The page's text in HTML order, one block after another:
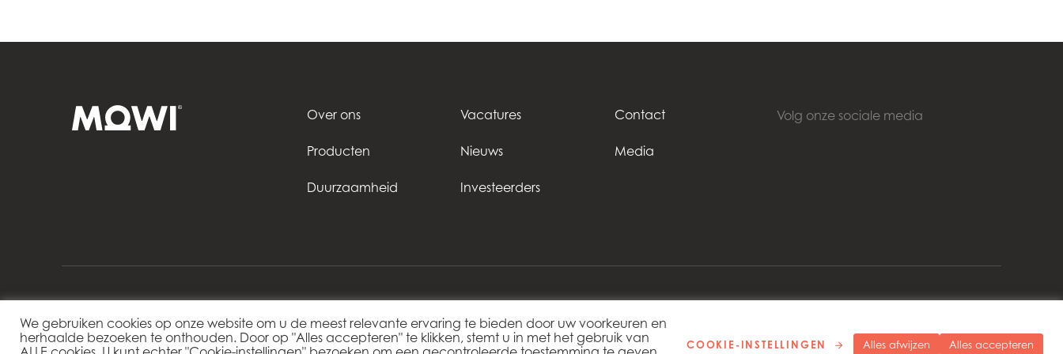
Americas
Over ons
Producten
Duurzaamheid
Vacatures
Nieuws
Investeerders
Contact
Media
Volg onze sociale media
Mowi Netherlands Copyright 2026 © MowiCookie settingsPrivacybeleid
We gebruiken cookies op onze website om u de meest relevante ervaring te bieden door uw voorkeuren en
herhaalde bezoeken te onthouden. Door op "Alles accepteren" te klikken, stemt u in met het gebruik van
COOKIE-INSTELLINGEN Alles afwijzen Alles accepteren